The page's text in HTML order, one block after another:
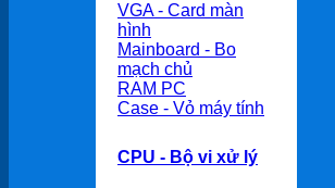
VGA - Card màn
hình
Mainboard - Bo
mạch chủ
RAM PC
Case - Vỏ máy tính
CPU - Bộ vi xử lý